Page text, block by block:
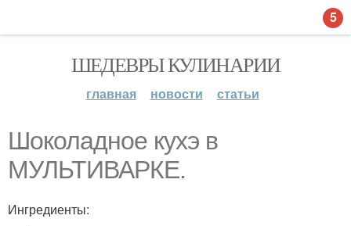
ШЕДЕВРЫ КУЛИНАРИИ
главная новости статьи
Шоколадное кухэ в
МУЛЬТИВАРКЕ.
Ингредиенты:
5